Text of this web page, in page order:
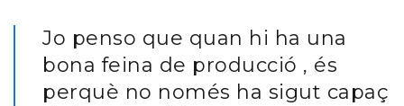
Jo penso que quan hi ha una
bona feina de producció , és
perquè no només ha sigut capaç